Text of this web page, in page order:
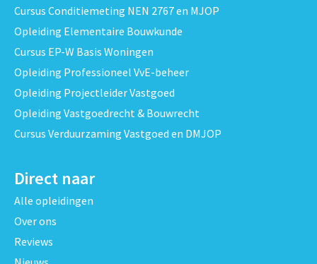
Cursus Conditiemeting NEN 2767 en MJOP
Opleiding Elementaire Bouwkunde
Cursus EP-W Basis Woningen
Opleiding Professioneel VvE-beheer
Opleiding Projectleider Vastgoed
Opleiding Vastgoedrecht & Bouwrecht
Cursus Verduurzaming Vastgoed en DMJOP
Direct naar
Alle opleidingen
Over ons
Reviews